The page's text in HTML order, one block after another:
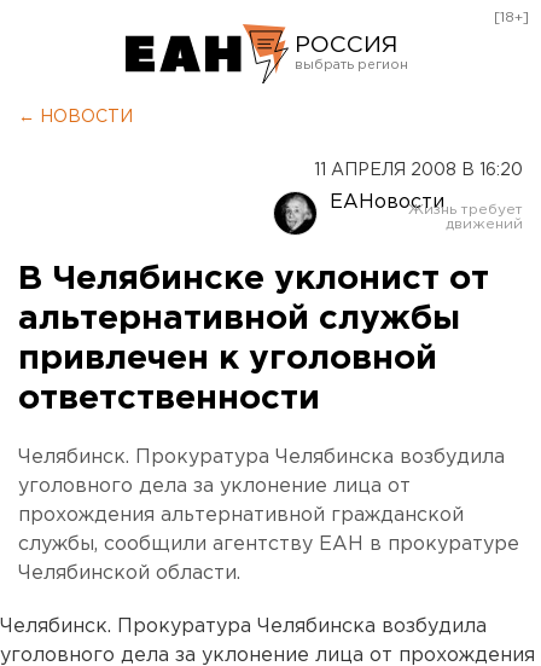
РОССИЯ
Оренбург
[18+]
← НОВОСТИ
11 АПРЕЛЯ 2008 В 16:20
ЕАНовости
В Челябинске уклонист от
альтернативной службы
привлечен к уголовной
ответственности
Челябинск. Прокуратура Челябинска возбудила
уголовного дела за уклонение лица от
прохождения альтернативной гражданской
службы, сообщили агентству ЕАН в прокуратуре
Челябинской области.
Челябинск. Прокуратура Челябинска возбудила
уголовного дела за уклонение лица от прохождения